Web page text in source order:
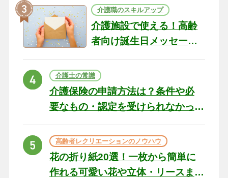
介護職のスキルアップ
介護施設で使える！高齢
者向け誕生日メッセージ
ト
介護士の常識
介護保険の申請方法は？条件や必
要なもの・認定を受けられなかっ
高齢者レクリエーションのノウハウ
花の折り紙20選！一枚から簡単に
作れる可愛い花や立体・リースま